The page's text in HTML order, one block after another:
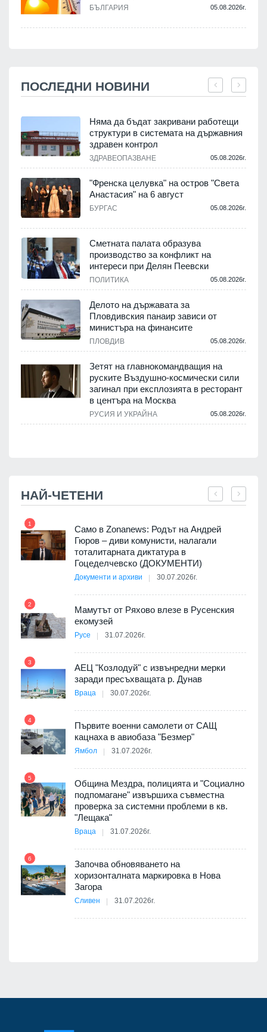
БЪЛГАРИЯ 05.08.2026г.
ПОСЛЕДНИ НОВИНИ
Няма да бъдат закривани работещи
структури в системата на държавния
здравен контрол
ЗДРАВЕОПАЗВАНЕ 05.08.2026г.
"Френска целувка" на остров "Света
Анастасия" на 6 август
БУРГАС 05.08.2026г.
Сметната палата образува
производство за конфликт на
интереси при Делян Пеевски
ПОЛИТИКА 05.08.2026г.
Делото на държавата за
Пловдивския панаир зависи от
министъра на финансите
ПЛОВДИВ 05.08.2026г.
Зетят на главнокомандващия на
руските Въздушно-космически сили
загинал при експлозията в ресторант
в центъра на Москва
РУСИЯ И УКРАЙНА 05.08.2026г.
НАЙ-ЧЕТЕНИ
1
Само в Zonanews: Родът на Андрей
Гюров – диви комунисти, налагали
тоталитарната диктатура в
Гоцеделчевско (ДОКУМЕНТИ)
Документи и архиви 30.07.2026г.
2
Мамутът от Ряхово влезе в Русенския
екомузей
Русе 31.07.2026г.
3
АЕЦ "Козлодуй" с извънредни мерки
заради пресъхващата р. Дунав
Враца 30.07.2026г.
4
Първите военни самолети от САЩ
кацнаха в авиобаза "Безмер"
Ямбол 31.07.2026г.
5
Община Мездра, полицията и "Социално
подпомагане" извършиха съвместна
проверка за системни проблеми в кв.
"Лещака"
Враца 31.07.2026г.
6
Започва обновяването на
хоризонталната маркировка в Нова
Загора
Сливен 31.07.2026г.